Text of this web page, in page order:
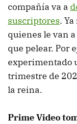
compañía va a
suscriptores.
quienes le van
que pelear. Por
experimentado
trimestre de
la reina.
Prime Video